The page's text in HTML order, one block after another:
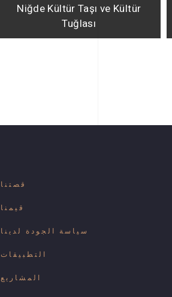
Niğde Kültür Taşı ve Kültür
Tuğlası
قصتنا
قيمنا
سياسة الجودة لدينا
التطبيقات
المشاريع